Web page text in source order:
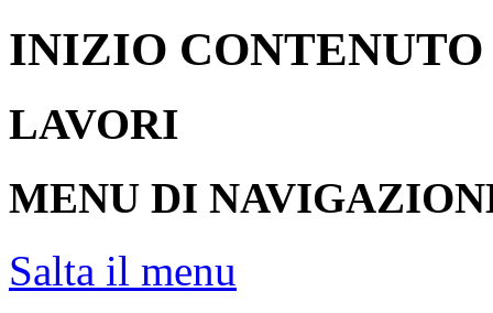
INIZIO CONTENUTO
LAVORI
MENU DI
Salta il menu